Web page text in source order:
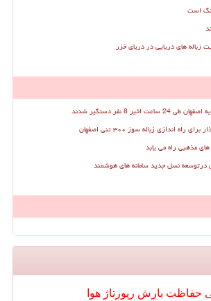
است
زباله های دریایی در دریای خزر
اندازی زباله سوز ۳۰۰ تنی اصفهان
مذهبی راه می یابد
درتوسعه نسل جدید سامانه های هوشمند
حفاظت بارش رپورتاژ هوا